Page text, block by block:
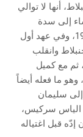
أنها لا توالي
إلى سدة
الحكم. هذا ما حصل منذ الاستقلال في العام 1943، وفي عهد أول
وانقلب
ثم مع كميل
ما فعله أيضاً
سليمان
الياس سركيس،
1976 لصالح ريمون إدّه قبل اغتياله